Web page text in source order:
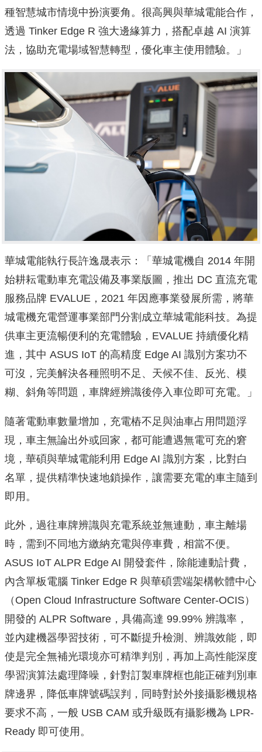
種智慧城市情境中扮演要角。很高興與華城電能合作，
透過 Tinker Edge R 強大邊緣算力，搭配卓越 AI 演算
法，協助充電場域智慧轉型，優化車主使用體驗。」
華城電能執行長許逸晟表示：「華城電機自 2014 年開
始耕耘電動車充電設備及事業版圖，推出 DC 直流充電
服務品牌 EVALUE，2021 年因應事業發展所需，將華
城電機充電營運事業部門分割成立華城電能科技。為提
供車主更流暢便利的充電體驗，EVALUE 持續優化精
進，其中 ASUS IoT 的高精度 Edge AI 識別方案功不
可沒，完美解決各種照明不足、天候不佳、反光、模
糊、斜角等問題，車牌經辨識後停入車位即可充電。」
隨著電動車數量增加，充電樁不足與油車占用問題浮
現，車主無論出外或回家，都可能遭遇無電可充的窘
境，華碩與華城電能利用 Edge AI 識別方案，比對白
名單，提供精準快速地鎖操作，讓需要充電的車主隨到
即用。
此外，過往車牌辨識與充電系統並無連動，車主離場
時，需到不同地方繳納充電與停車費，相當不便。
ASUS IoT ALPR Edge AI 開發套件，除能連動計費，
內含單板電腦 Tinker Edge R 與華碩雲端架構軟體中心
（Open Cloud Infrastructure Software Center-OCIS）
開發的 ALPR Software，具備高達 99.99% 辨識率，
並內建機器學習技術，可不斷提升檢測、辨識效能，即
使是完全無補光環境亦可精準判別，再加上高性能深度
學習演算法處理降噪，針對訂製車牌框也能正確判別車
牌邊界，降低車牌號碼誤判，同時對於外接攝影機規格
要求不高，一般 USB CAM 或升級既有攝影機為 LPR-
Ready 即可使用。